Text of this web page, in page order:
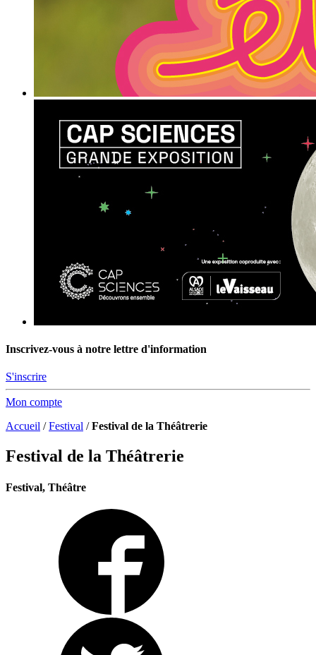
Inscrivez-vous à notre lettre d'information
S'inscrire
Mon compte
Accueil /Festival /Festival de la Théâtrerie
Festival de la Théâtrerie
Festival, Théâtre